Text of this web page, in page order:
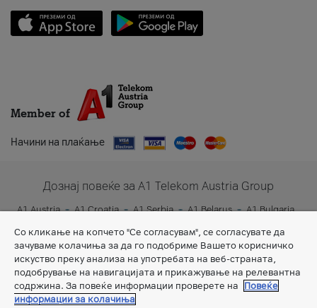
Member of
Начини на плаќање
Дознај повеќе за A1 Telekom Austria Group
A1 Austria A1 Croatia A1 Serbia A1 Belarus
A1 Bulgaria
A1 Slovenia
A1 Digital
Со кликање на копчето "Се согласувам", се согласувате да
зачуваме колачиња за да го подобриме Вашето корисничко
искуство преку анализа на употребата на веб-страната,
подобрување на навигацијата и прикажување на релевантна
содржина. За повеќе информации проверете на
Повеќе
информации за колачиња